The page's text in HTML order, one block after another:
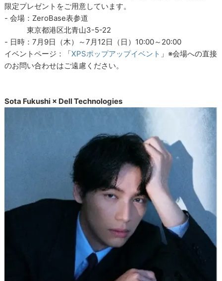
限定プレゼントをご用意しています。
- 会場：ZeroBase表参道
東京都港区北青山3-5-22
- 日時：7月9日（木）～7月12日（日）10:00～20:00
イベントページ：「XPSポップアップイベント 」※会場への直接
のお問い合わせはご遠慮ください。
Sota Fukushi × Dell Technologies